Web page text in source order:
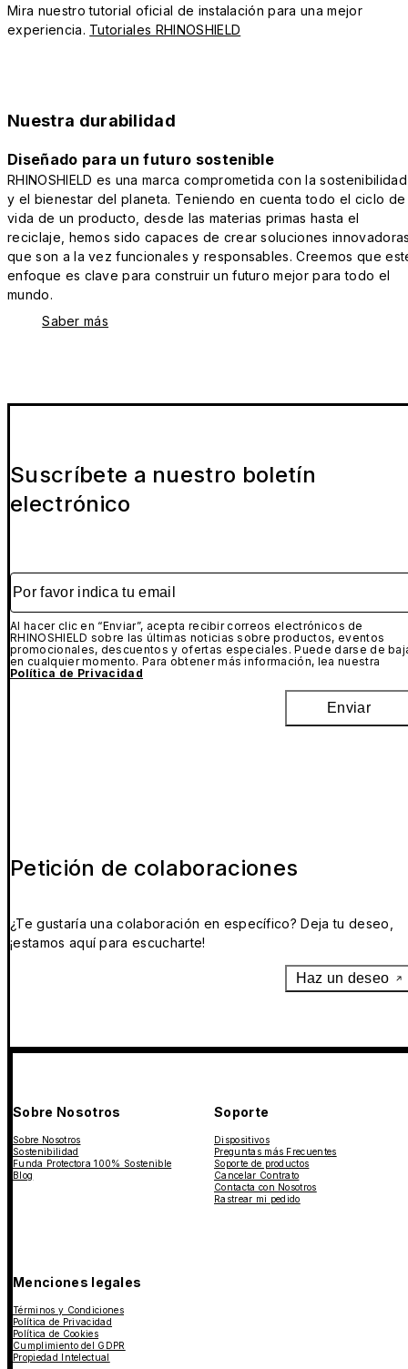
Mira nuestro tutorial oficial de instalación para una mejor
experiencia. Tutoriales RHINOSHIELD
Nuestra durabilidad
Diseñado para un futuro sostenible
RHINOSHIELD es una marca comprometida con la sostenibilidad
y el bienestar del planeta. Teniendo en cuenta todo el ciclo de
vida de un producto, desde las materias primas hasta el
reciclaje, hemos sido capaces de crear soluciones
que son a la vez funcionales y responsables. Creemos que
enfoque es clave para construir un futuro mejor para todo el
mundo.
Saber más
Suscríbete a nuestro boletín
electrónico
Por favor indica tu email
Al hacer clic en “Enviar”, acepta recibir correos electrónicos de
RHINOSHIELD sobre las últimas noticias sobre productos, eventos
promocionales, descuentos y ofertas especiales. Puede darse de
en cualquier momento. Para obtener más información, lea nuestra
Política de Privacidad
Enviar
Petición de colaboraciones
¿Te gustaría una colaboración en específico? Deja tu deseo,
¡estamos aquí para escucharte!
Haz un deseo
Sobre Nosotros
Sobre Nosotros
Sostenibilidad
Funda Protectora 100% Sostenible
Blog
Soporte
Dispositivos
Preguntas más Frecuentes
Soporte de productos
Cancelar Contrato
Contacta con Nosotros
Rastrear mi pedido
Menciones legales
Términos y Condiciones
Política de Privacidad
Política de Cookies
Cumplimiento del GDPR
Propiedad Intelectual